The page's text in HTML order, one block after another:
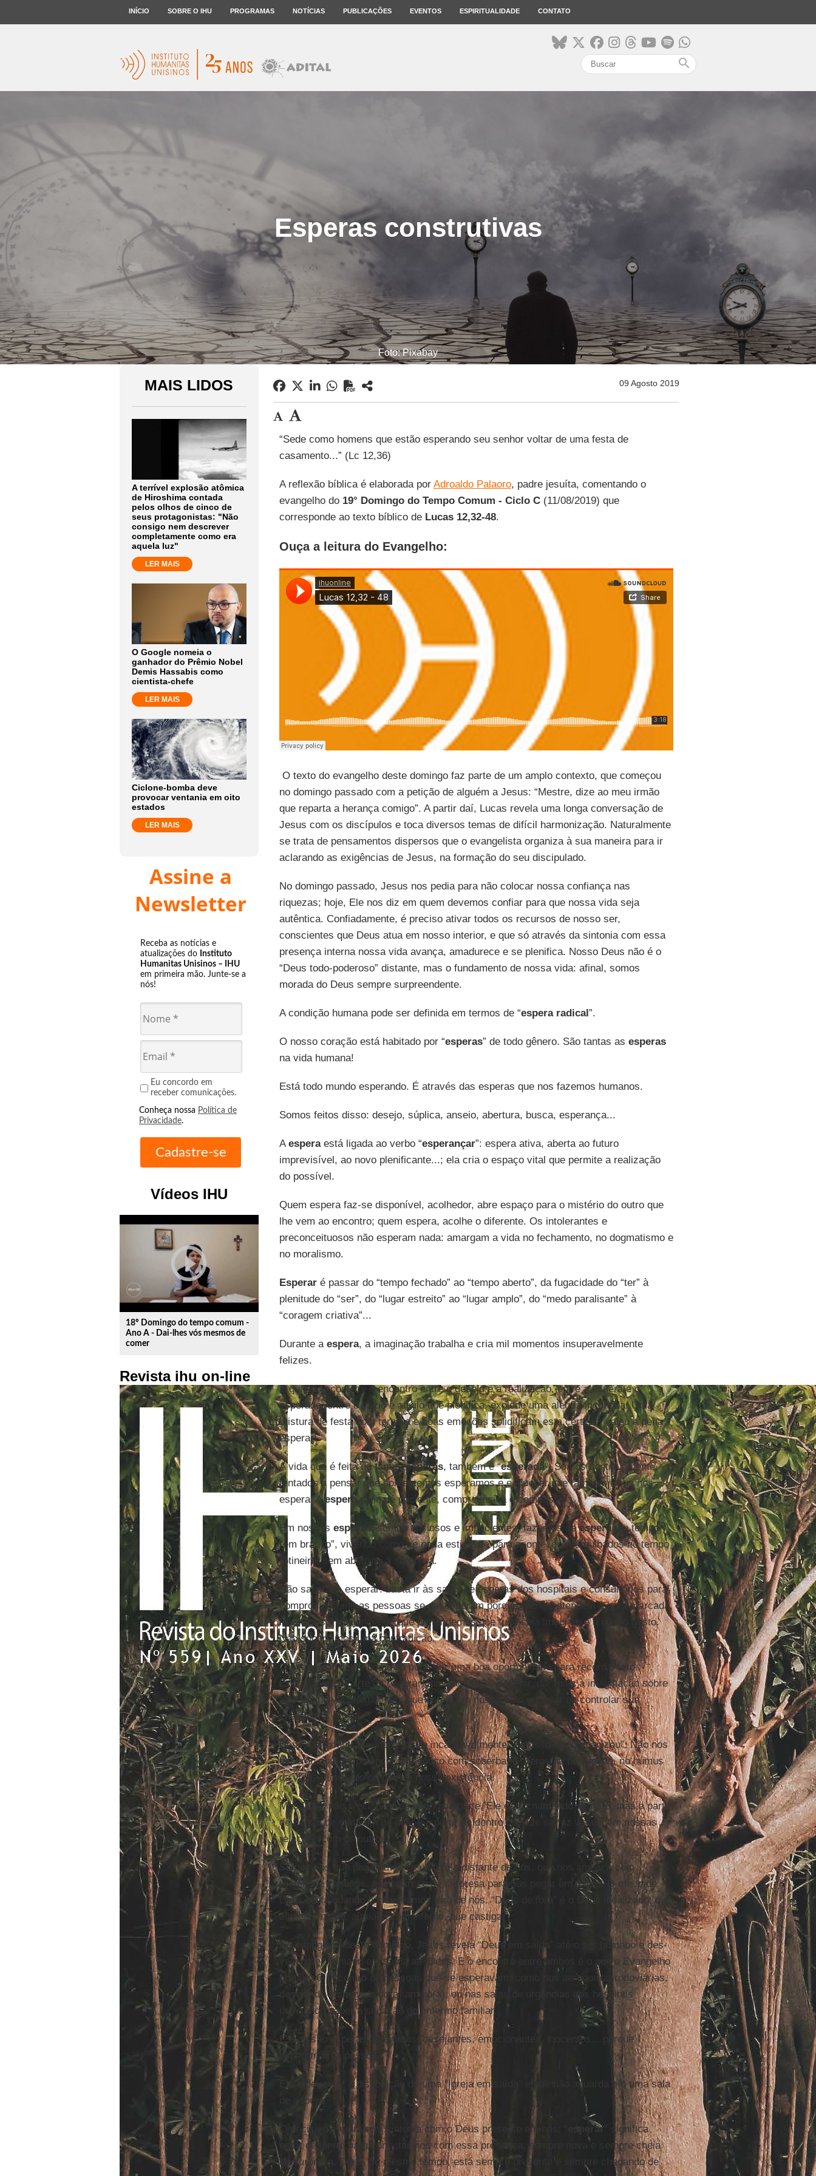
INÍCIO SOBRE O IHU PROGRAMAS NOTÍCIAS PUBLICAÇÕES EVENTOS ESPIRITUALIDADE CONTATO
search
Esperas construtivas
Foto: Pixabay
MAIS LIDOS
A terrível explosão atômica
de Hiroshima contada
pelos olhos de cinco de
seus protagonistas: "Não
consigo nem descrever
completamente como era
aquela luz"
LER MAIS
O Google nomeia o
ganhador do Prêmio Nobel
Demis Hassabis como
cientista-chefe
LER MAIS
Ciclone-bomba deve
provocar ventania em oito
estados
LER MAIS
Assine a
Newsletter
Receba as notícias e
atualizações do Instituto
Humanitas Unisinos – IHU
em primeira mão. Junte-se a
nós!
Eu concordo em
receber comunicações.
Conheça nossa Política de
Privacidade.
Vídeos IHU
play_circle_outline
18º Domingo do tempo comum -
Ano A - Dai-lhes vós mesmos de
comer
Revista ihu on-line
09 Agosto 2019
“Sede como homens que estão esperando seu senhor voltar de uma festa de
casamento...” (Lc 12,36)
A reflexão bíblica é elaborada por Adroaldo Palaoro, padre jesuíta, comentando o
evangelho do 19° Domingo do Tempo Comum - Ciclo C(11/08/2019) que
corresponde ao texto bíblico de Lucas 12,32-48.
Ouça a leitura do Evangelho:
O texto do evangelho deste domingo faz parte de um amplo contexto, que começou
no domingo passado com a petição de alguém a Jesus: “Mestre, dize ao meu irmão
que reparta a herança comigo”. A partir daí, Lucas revela uma longa conversação de
Jesus com os discípulos e toca diversos temas de difícil harmonização. Naturalmente
se trata de pensamentos dispersos que o evangelista organiza à sua maneira para ir
aclarando as exigências de Jesus, na formação do seu discipulado.
No domingo passado, Jesus nos pedia para não colocar nossa confiança nas
riquezas; hoje, Ele nos diz em quem devemos confiar para que nossa vida seja
autêntica. Confiadamente, é preciso ativar todos os recursos de nosso ser,
conscientes que Deus atua em nosso interior, e que só através da sintonia com essa
presença interna nossa vida avança, amadurece e se plenifica. Nosso Deus não é o
“Deus todo-poderoso” distante, mas o fundamento de nossa vida: afinal, somos
morada do Deus sempre surpreendente.
A condição humana pode ser definida em termos de “espera radical”.
O nosso coração está habitado por “esperas” de todo gênero. São tantas as esperas
na vida humana!
Está todo mundo esperando. É através das esperas que nos fazemos humanos.
Somos feitos disso: desejo, súplica, anseio, abertura, busca, esperança...
Aesperaestá ligada ao verbo “esperançar”: espera ativa, aberta ao futuro
imprevisível, ao novo plenificante...; ela cria o espaço vital que permite a realização
do possível.
Quem espera faz-se disponível, acolhedor, abre espaço para o mistério do outro que
lhe vem ao encontro; quem espera, acolhe o diferente. Os intolerantes e
preconceituosos não esperam nada: amargam a vida no fechamento, no dogmatismo e
no moralismo.
Esperaré passar do “tempo fechado” ao “tempo aberto”, da fugacidade do “ter” à
plenitude do “ser”, do “lugar estreito” ao “lugar amplo”, do “medo paralisante” à
“coragem criativa”...
Durante a espera, a imaginação trabalha e cria mil momentos insuperavelmente
felizes.
E quando acontece o encontro entre o desejo e a realização, entre a espera e o
esperado, entre o vazio e aquilo que plenifica, explode uma alegria incontida. Uma
mistura de festa com ternura e boas emoções solidificam esta certeza: valeu a pena
esperar!
A vida que é feita de tantasesperas, também é “esperada”. Somos continuamente
tentados a pensar que somente nós esperamos e esquecer que também Deus nos
espera. Aesperadivina é paciente, compreensiva e compassiva.
Em nossas esperas, somos ansiosos e impacientes; fazemos daesperaum tempo
“em branco”, vivendo como se nada estivesse para acontecer, mergulhados no tempo
rotineiro, sem abertura à surpresa.
Não sabemos esperar: basta ir às salas de esperas dos hospitais e consultórios para
comprovar como as pessoas se desesperam porque não lhe atendem à hora marcada.
Perdemos a paciência porque pretendemos que tudo seja imediato e a nosso gosto.
Não suportamos uma contradição.
O evangelho deste domingo pode ser uma boa oportunidade para recordar isto.
Exercitar-se na arte de esperar com paciência. Desejar, dar asas à imaginação sobre
aquele que vai chegar, sem que esteja em nossa mão adiantar ou controlar sua
chegada.
Deus, pelo contrário, nos espera incansavelmente. Por isso se “humanizou”. Não nos
esperou com prepotência, tampouco com soberba. Esperou na humildade, no húmus
da vida, afundando os pés na nossa existência.
Mas Deus não precisa vir de nenhuma parte. Ele está chamando sempre, mas a partir
de dentro de cada um de nós; é a partir de dentro que Ele se faz visível em nossas
relações com os outros.
Somos nós que projetamos Deus fora e distante de nós, que nos ameaça com
prêmios e castigos, que aparece de surpresa para nos pegar em flagra. O medo de
Deus brota quando o imaginamos fora de nós. “Deus de fora” é o Deus idealizado, que
alimenta medo, ameaça com inferno, que castiga.
No evangelho deste domingo, Jesus revela “Deus em saída” até o ser humano e des-
vela o ser humano em saída até Deus. E o encontro entre ambos é o que o Evangelho
propõe. O encontro de pessoas que se esperavam: como nos aeroportos-rodoviárias,
desejando a chegada do(a) amigo(a); ou nas salas de urgências dos hospitais
desejando saber a situação do enfermo familiar.
Essas são esperas autênticas: desejantes, emocionantes, inocentes... porque
esperam uma pessoa.
Essa deve ser a disposição de uma “Igreja em saída” e que não aguarda em uma sala
de espera.
O decisivo é entrar em sintonia com o Deus presente em nós; “ esperar” significa
estar desperto para conectar-nos com essa presença, sempre nova e sempre cheia
de surpresa. Deus, ao mesmo tempo, está sempre presente e sempre chegando de